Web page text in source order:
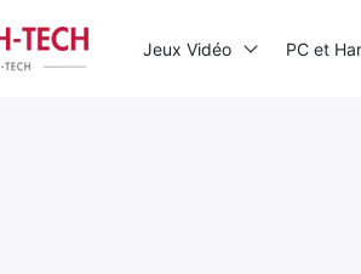
Jeux Vidéo PC et